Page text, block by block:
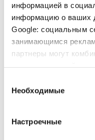
информацией в
информацию о ваших
Google: социальным
занимающимся
партнеры могут
вами их сервисов.
согласия
Необходимые
Настроечные